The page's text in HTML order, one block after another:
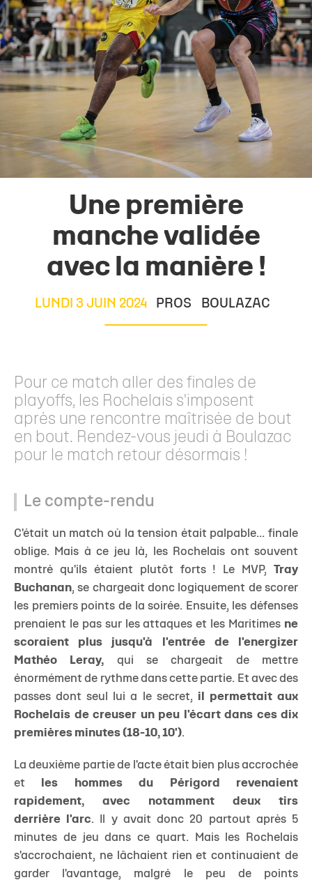
Une première
manche validée
avec la manière !
LUNDI 3 JUIN 2024 PROS BOULAZAC
Pour ce match aller des finales de
playoffs, les Rochelais s'imposent
après une rencontre maîtrisée de bout
en bout. Rendez-vous jeudi à Boulazac
pour le match retour désormais !
Le compte-rendu
C'était un match où la tension était palpable... finale
oblige. Mais à ce jeu là, les Rochelais ont souvent
montré qu'ils étaient plutôt forts ! Le MVP,
Tray
Buchanan, se chargeait donc logiquement de scorer
les premiers points de la soirée. Ensuite, les défenses
prenaient le pas sur les attaques et les Maritimes ne
scoraient plus jusqu'à l'entrée de l'energizer
Mathéo Leray, qui se chargeait de mettre
énormément de rythme dans cette partie. Et avec des
passes dont seul lui a le secret, il permettait aux
Rochelais de creuser un peu l'écart dans ces dix
premières minutes (18-10, 10').
La deuxième partie de l'acte était bien plus accrochée
et
les hommes du Périgord revenaient
rapidement, avec notamment deux tirs
derrière l'arc. Il y avait donc 20 partout après 5
minutes de jeu dans ce quart. Mais les Rochelais
s'accrochaient, ne lâchaient rien et continuaient de
garder l'avantage, malgré le peu de points